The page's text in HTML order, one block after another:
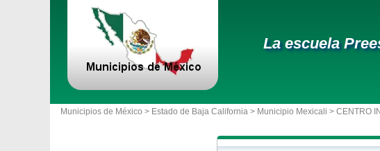
La escuela
Municipios de México > Estado de Baja California > Municipio Mexicali > CENTRO